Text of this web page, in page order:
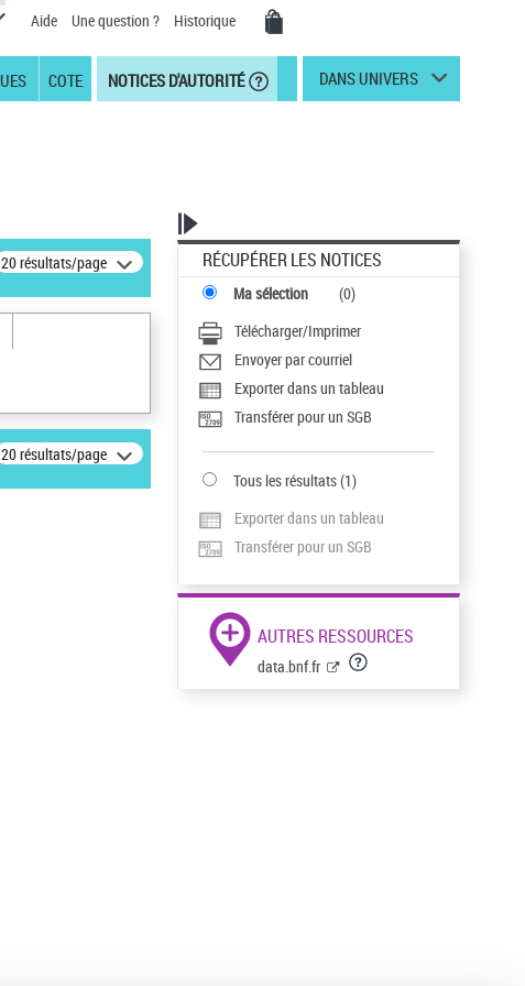
Aide Une question ? Historique
COTE NOTICES D'AUTORITÉ DANS UNIVERS
20 résultats/page
20 résultats/page
RÉCUPÉRER LES NOTICES
Ma sélection (0)
Télécharger/Imprimer
Envoyer par courriel
Exporter dans un tableau
Transférer pour un SGB
Tous les résultats(1)
Exporter dans un tableau
Transférer pour un SGB
AUTRES RESSOURCES
data.bnf.fr